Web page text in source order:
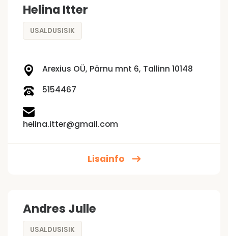
Helina Itter
USALDUSISIK
Arexius OÜ, Pärnu mnt 6, Tallinn 10148
5154467
helina.itter@gmail.com
Lisainfo
Andres Julle
USALDUSISIK